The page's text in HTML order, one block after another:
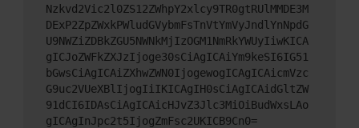
Nzkvd2Vic2l0ZS12ZWhpY2xlcy9TR0gtRUlMMDE3M
DExP2ZpZWxkPWludGVybmFsTnVtYmVyJndlYnNpdG
U9NWZiZDBkZGU5NWNkMjIzOGM1NmRkYWUyIiwKICA
gICJoZWFkZXJzIjoge30sCiAgICAiYm9keSI6IG51
bGwsCiAgICAiZXhwZWN0IjogewogICAgICAicmVzc
G9uc2VUeXBlIjogIiIKICAgIH0sCiAgICAidGltZW
91dCI6IDAsCiAgICAicHJvZ3Jlc3MiOiBudWxsLAo
gICAgInJpc2t5IjogZmFsc2UKICB9Cn0=